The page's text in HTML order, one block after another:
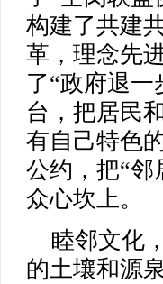
构建了共建
革，理念先
了“政府退
台，把居民
有自己特色
公约，把“邻
众心坎上。
睦邻文化
的土壤和源